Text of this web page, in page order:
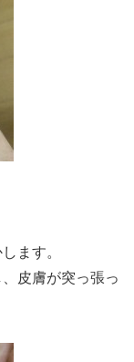
ます。
皮膚が突っ張っ